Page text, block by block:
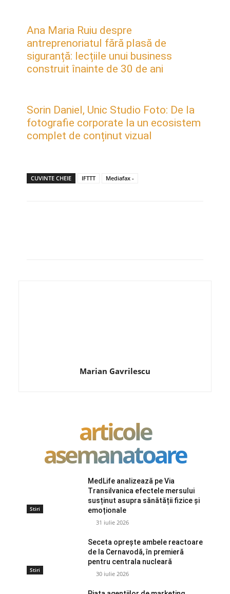
Ana Maria Ruiu despre
antreprenoriatul fără plasă de
siguranță: lecțiile unui business
construit înainte de 30 de ani
Sorin Daniel, Unic Studio Foto: De la
fotografie corporate la un ecosistem
complet de conținut vizual
CUVINTE CHEIE IFTTT Mediafax -
Marian Gavrilescu
articole
asemanatoare
Stiri
MedLife analizează pe Via
Transilvanica efectele mersului
susținut asupra sănătății fizice și
emoționale
31 iulie 2026
Stiri
Seceta oprește ambele reactoare
de la Cernavodă, în premieră
pentru centrala nucleară
30 iulie 2026